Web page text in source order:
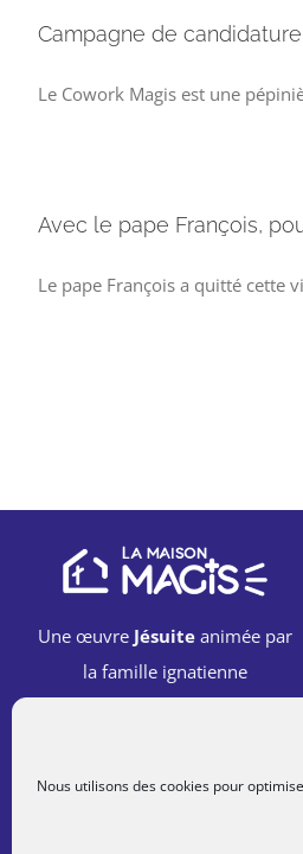
Nous utilisons des cookies pour
Campagne de
Le Cowork Magis est une
Avec le pape François,
Le pape François a quitté cette
Une œuvre Jésuiteanimée par
la famille ignatienne